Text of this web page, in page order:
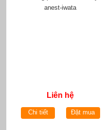
Liên hệ
Chi tiết Đặt mua